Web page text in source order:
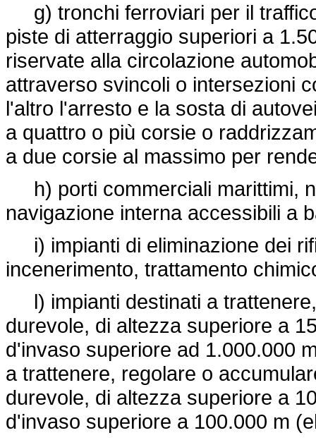
g) tronchi ferroviari per il
piste di atterraggio superiori a
riservate alla circolazione
attraverso svincoli o intersezioni
l'altro l'arresto e la sosta di
a quattro o più corsie o
a due corsie al massimo per
h) porti commerciali marittimi,
navigazione interna accessibili a
i) impianti di eliminazione dei
incenerimento, trattamento
l) impianti destinati a
durevole, di altezza superiore a
d'invaso superiore ad 1.000.000
a trattenere, regolare o
durevole, di altezza superiore a
d'invaso superiore a 100.000 m